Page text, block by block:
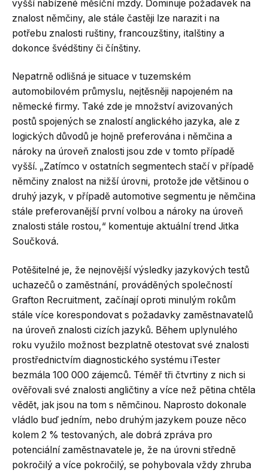
vyšší nabízené měsíční mzdy. Dominuje požadavek na
znalost němčiny, ale stále častěji lze narazit i na
potřebu znalosti ruštiny, francouzštiny, italštiny a
dokonce švédštiny či čínštiny.
Nepatrně odlišná je situace v tuzemském
automobilovém průmyslu, nejtěsněji napojeném na
německé firmy. Také zde je množství avizovaných
postů spojených se znalostí anglického jazyka, ale z
logických důvodů je hojně preferována i němčina a
nároky na úroveň znalosti jsou zde v tomto případě
vyšší. „Zatímco v ostatních segmentech stačí v případě
němčiny znalost na nižší úrovni, protože jde většinou o
druhý jazyk, v případě automotive segmentu je němčina
stále preferovanější první volbou a nároky na úroveň
znalosti stále rostou,“ komentuje aktuální trend Jitka
Součková.
Potěšitelné je, že nejnovější výsledky jazykových testů
uchazečů o zaměstnání, prováděných společností
Grafton Recruitment, začínají oproti minulým rokům
stále více korespondovat s požadavky zaměstnavatelů
na úroveň znalosti cizích jazyků. Během uplynulého
roku využilo možnost bezplatně otestovat své znalosti
prostřednictvím diagnostického systému iTester
bezmála 100 000 zájemců. Téměř tři čtvrtiny z nich si
ověřovali své znalosti angličtiny a více než pětina chtěla
vědět, jak jsou na tom s němčinou. Naprosto dokonale
vládlo buď jedním, nebo druhým jazykem pouze něco
kolem 2 % testovaných, ale dobrá zpráva pro
potenciální zaměstnavatele je, že na úrovni středně
pokročilý a více pokročilý, se pohybovala vždy zhruba